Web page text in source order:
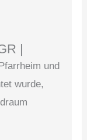
|
und
wurde,